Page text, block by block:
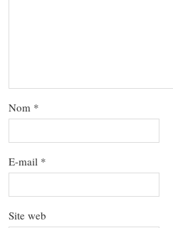
Nom *
E-mail *
Site web